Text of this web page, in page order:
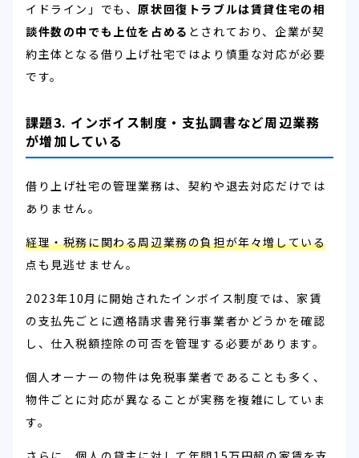
イドライン」でも、原状回復トラブルは賃貸住宅の相
談件数の中でも上位を占める とされており、企業が契
約主体となる借り上げ社宅ではより慎重な対応が必要
です。
課題3. インボイス制度・支払調書など周辺業務
が増加している
借り上げ社宅の管理業務は、契約や退去対応だけでは
ありません。
経理・税務に関わる周辺業務の負担が年々増している
点も見逃せません。
2023年10月に開始されたインボイス制度では、家賃
の支払先ごとに適格請求書発行事業者かどうかを確認
し、仕入税額控除の可否を管理する必要があります。
個人オーナーの物件は免税事業者であることも多く、
物件ごとに対応が異なることが実務を複雑にしていま
す。